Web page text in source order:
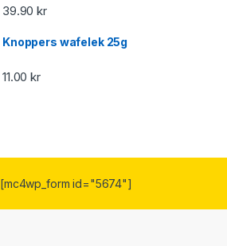
39.90kr
Knoppers wafelek 25g
11.00kr
[mc4wp_form id="5674"]